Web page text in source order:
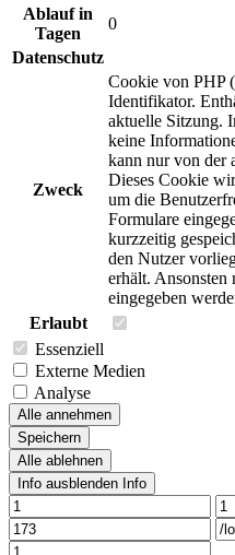
Ablauf in
Tagen
0
Datenschutz
Zweck
Cookie von PHP
Identifikator.
aktuelle Sitzung.
keine
kann nur von der
Dieses Cookie
um die
Formulare
kurzzeitig
den Nutzer
erhält. Ansonsten
eingegeben
Erlaubt
Essenziell
Externe Medien
Analyse
Alle annehmen
Speichern
Alle ablehnen
Info ausblenden Info